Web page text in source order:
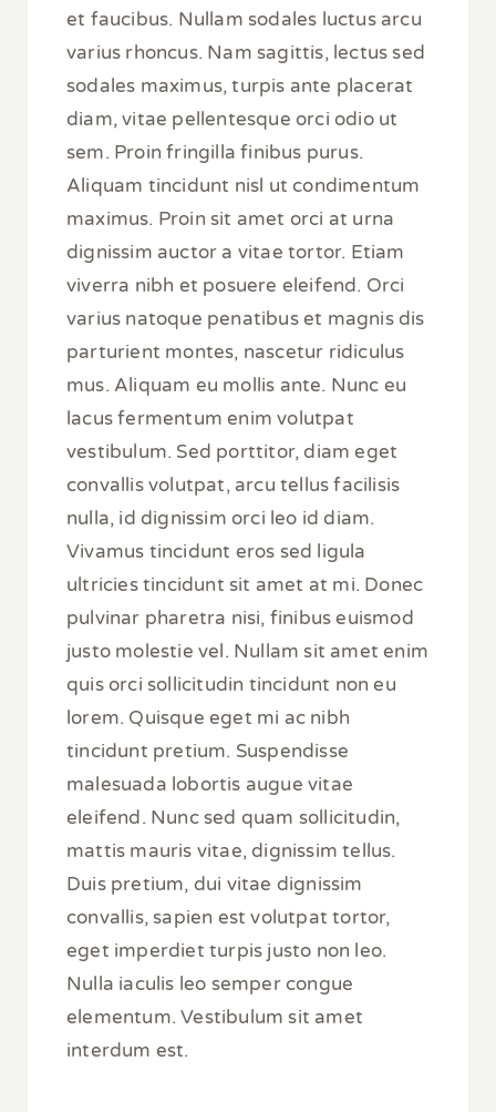
et faucibus. Nullam sodales luctus arcu
varius rhoncus. Nam sagittis, lectus sed
sodales maximus, turpis ante placerat
diam, vitae pellentesque orci odio ut
sem. Proin fringilla finibus purus.
Aliquam tincidunt nisl ut condimentum
maximus. Proin sit amet orci at urna
dignissim auctor a vitae tortor. Etiam
viverra nibh et posuere eleifend. Orci
varius natoque penatibus et magnis dis
parturient montes, nascetur ridiculus
mus. Aliquam eu mollis ante. Nunc eu
lacus fermentum enim volutpat
vestibulum. Sed porttitor, diam eget
convallis volutpat, arcu tellus facilisis
nulla, id dignissim orci leo id diam.
Vivamus tincidunt eros sed ligula
ultricies tincidunt sit amet at mi. Donec
pulvinar pharetra nisi, finibus euismod
justo molestie vel. Nullam sit amet enim
quis orci sollicitudin tincidunt non eu
lorem. Quisque eget mi ac nibh
tincidunt pretium. Suspendisse
malesuada lobortis augue vitae
eleifend. Nunc sed quam sollicitudin,
mattis mauris vitae, dignissim tellus.
Duis pretium, dui vitae dignissim
convallis, sapien est volutpat tortor,
eget imperdiet turpis justo non leo.
Nulla iaculis leo semper congue
elementum. Vestibulum sit amet
interdum est.